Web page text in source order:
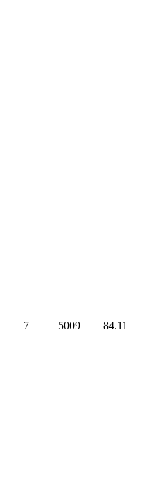
7 5009 84.11